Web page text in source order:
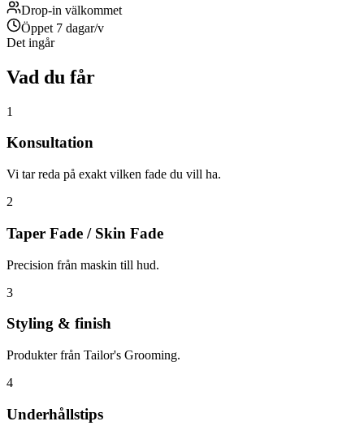
Drop-in välkommet
Öppet 7 dagar/v
Det ingår
Vad du får
1
Konsultation
Vi tar reda på exakt vilken fade du vill ha.
2
Taper Fade / Skin Fade
Precision från maskin till hud.
3
Styling & finish
Produkter från Tailor's Grooming.
4
Underhållstips